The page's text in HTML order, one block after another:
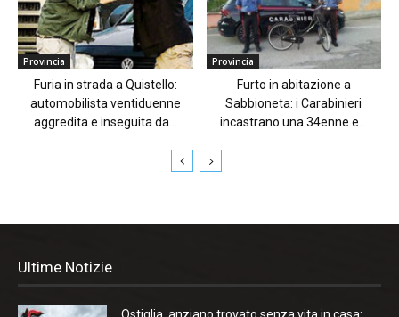
Provincia
Furia in strada a Quistello:
automobilista ventiduenne
aggredita e inseguita da...
Provincia
Furto in abitazione a
Sabbioneta: i Carabinieri
incastrano una 34enne e...
Ultime Notizie